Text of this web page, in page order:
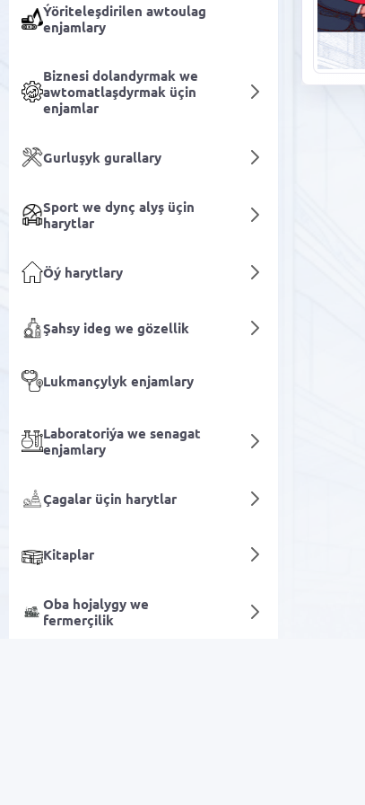
Ýöriteleşdirilen awtoulag
enjamlary
Biznesi dolandyrmak we
awtomatlaşdyrmak üçin
enjamlar
Gurluşyk gurallary
Sport we dynç alyş üçin
harytlar
Öý harytlary
Şahsy ideg we gözellik
Lukmançylyk enjamlary
Laboratoriýa we senagat
enjamlary
Çagalar üçin harytlar
Kitaplar
Oba hojalygy we
fermerçilik